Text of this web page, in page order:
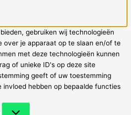
gebruiken wij technologieën
over je apparaat op te slaan en/of te
met deze technologieën kunnen
of unieke ID's op deze site
geeft of uw toestemming
invloed hebben op bepaalde functies